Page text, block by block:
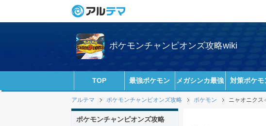
ポケモンチャンピオンズ攻略wiki
TOP 最強ポケモン メガシンカ最強 対策ポケモ
アルテマ ポケモンチャンピオンズ攻略 ポケモン ニャオニクス
ポケモンチャンピオンズ攻略